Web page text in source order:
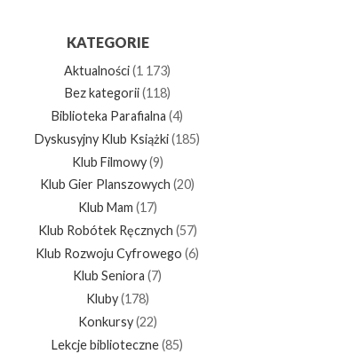
KATEGORIE
Aktualności(1 173)
Bez kategorii(118)
Biblioteka Parafialna (4)
Dyskusyjny Klub Książki(185)
Klub Filmowy(9)
Klub Gier Planszowych (20)
Klub Mam (17)
Klub Robótek Ręcznych (57)
Klub Rozwoju Cyfrowego (6)
Klub Seniora (7)
Kluby(178)
Konkursy(22)
Lekcje biblioteczne(85)